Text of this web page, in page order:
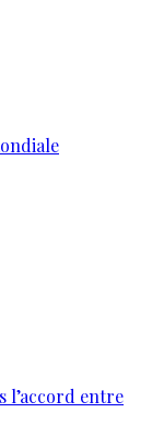
l’accord entre